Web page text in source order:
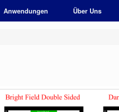
Anwendungen Über Uns